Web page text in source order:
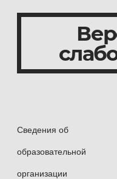
Сведения об
образовательной
организации